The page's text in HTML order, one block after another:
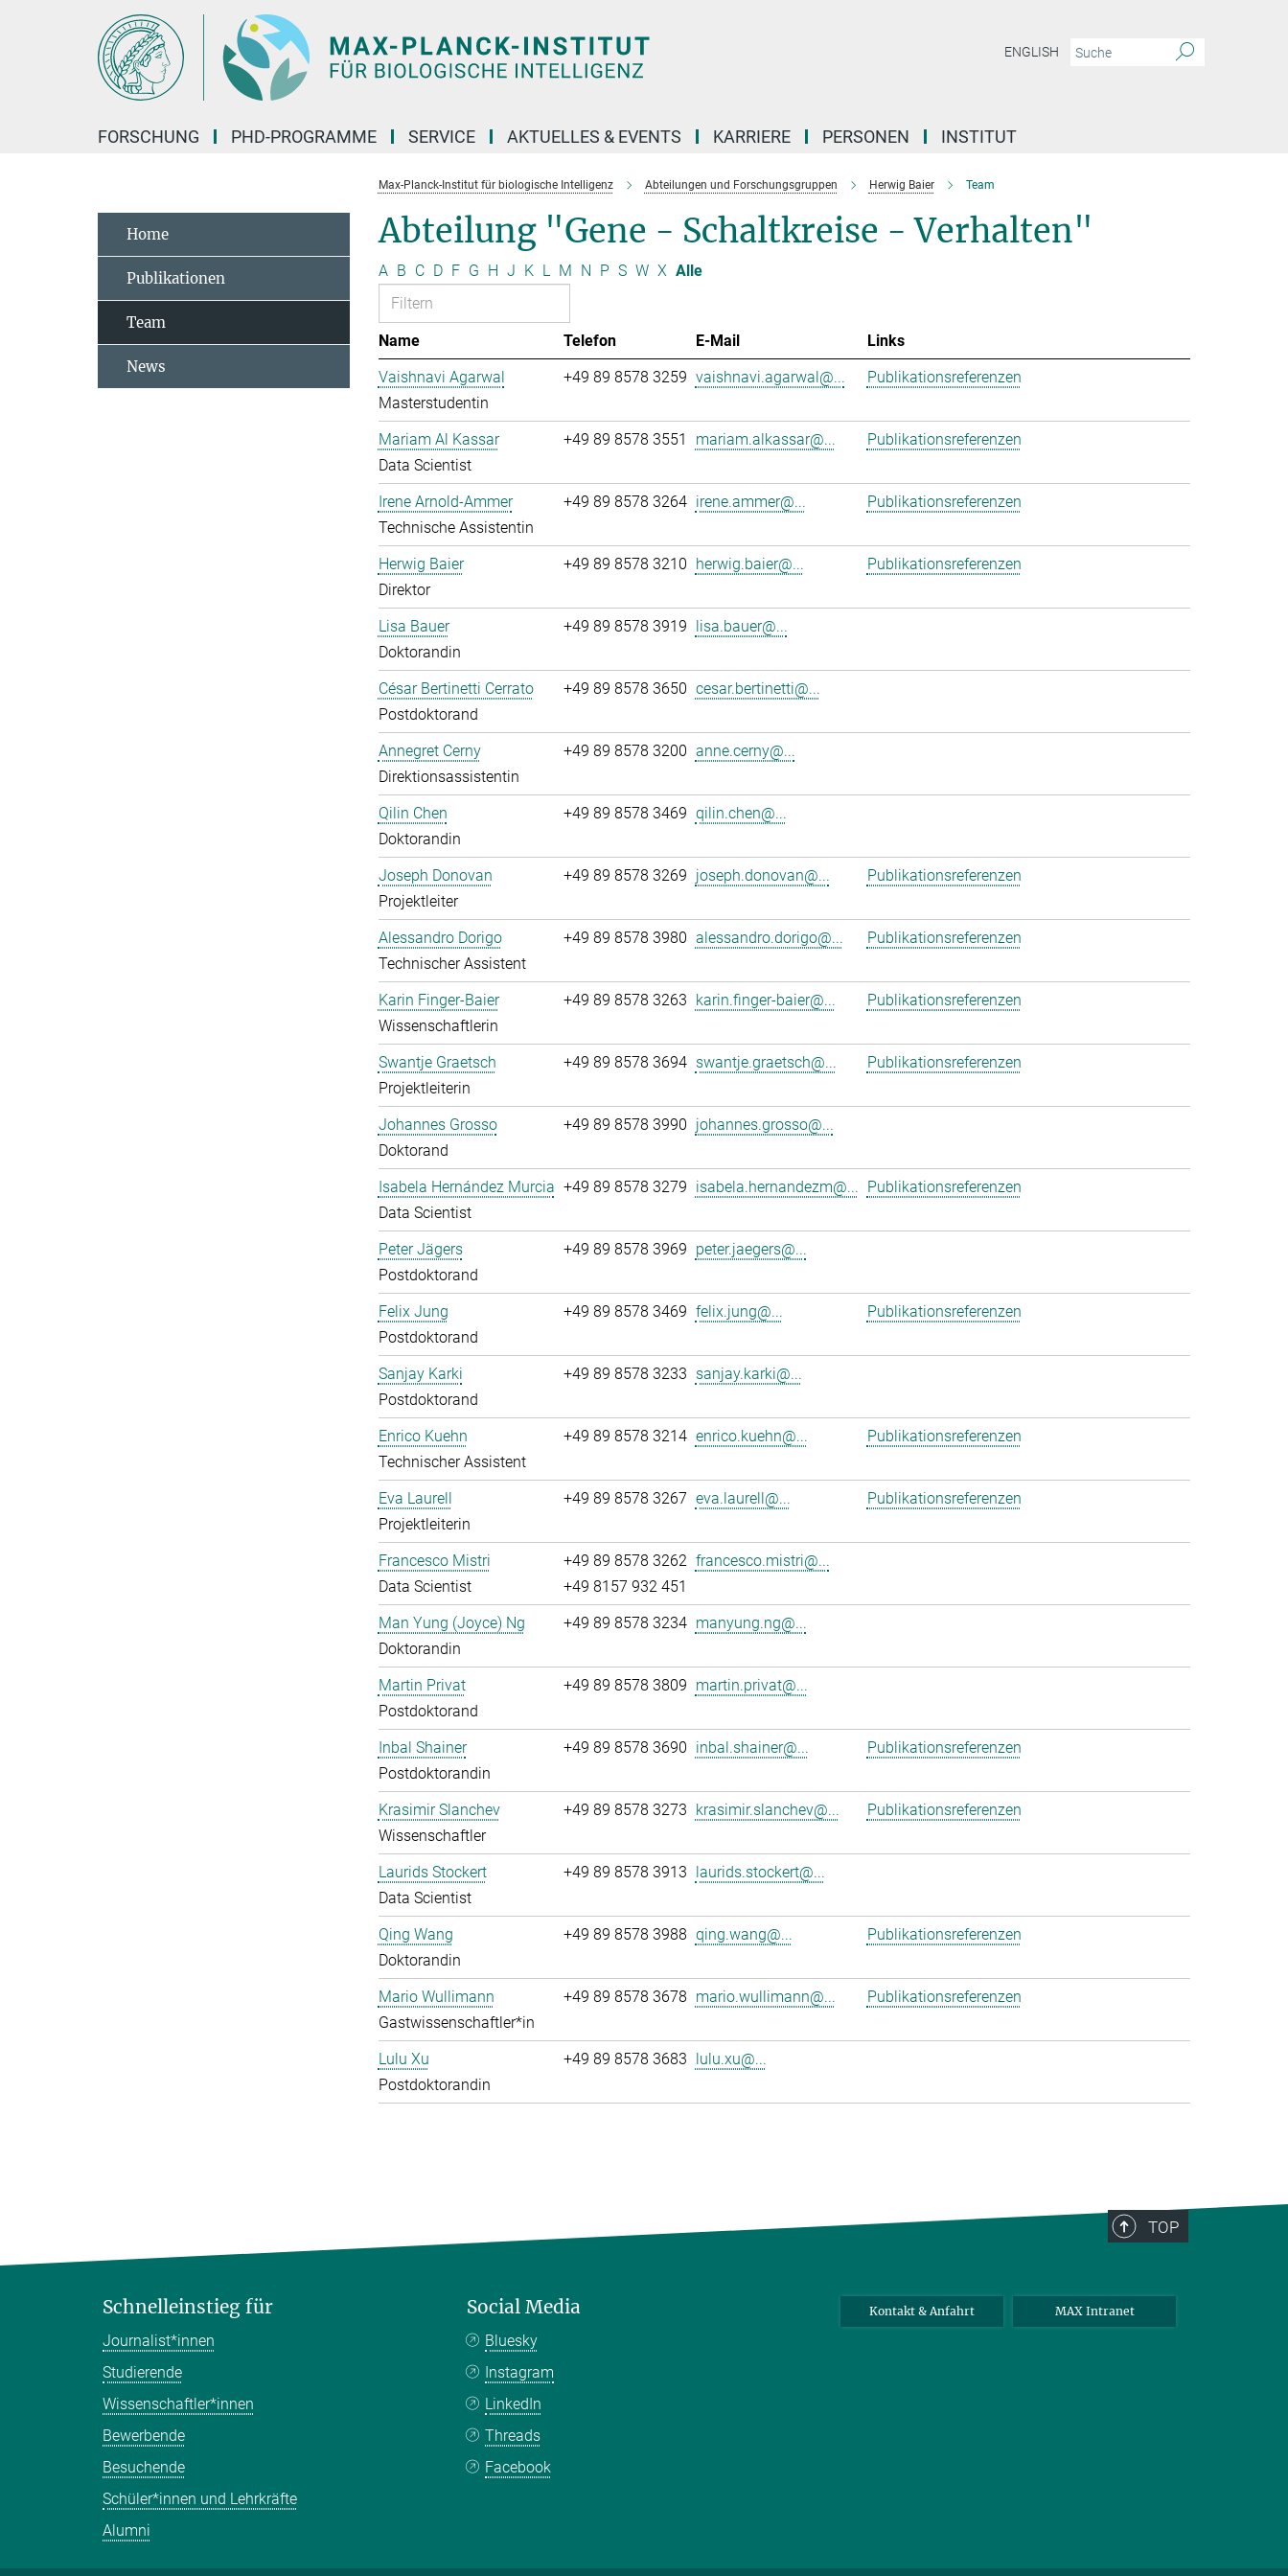
ENGLISH
FORSCHUNG PHD-PROGRAMME SERVICE AKTUELLES & EVENTS KARRIERE PERSONEN INSTITUT
Max-Planck-Institut für biologische Intelligenz Abteilungen und Forschungsgruppen Herwig Baier Team
Abteilung "Gene - Schaltkreise - Verhalten"
A B C D F G H J K L M N P S W X Alle
Name Telefon E-Mail
Links
Vaishnavi Agarwal
Masterstudentin
+49 89 8578 3259 vaishnavi.agarwal@... Publikationsreferenzen
Mariam Al Kassar
Data Scientist
+49 89 8578 3551 mariam.alkassar@... Publikationsreferenzen
Irene Arnold-Ammer
Technische Assistentin
+49 89 8578 3264 irene.ammer@... Publikationsreferenzen
Herwig Baier
Direktor
+49 89 8578 3210 herwig.baier@... Publikationsreferenzen
Lisa Bauer
Doktorandin
+49 89 8578 3919 lisa.bauer@...
César Bertinetti Cerrato
Postdoktorand
+49 89 8578 3650 cesar.bertinetti@...
Annegret Cerny
Direktionsassistentin
+49 89 8578 3200 anne.cerny@...
Qilin Chen
Doktorandin
+49 89 8578 3469 qilin.chen@...
Joseph Donovan
Projektleiter
+49 89 8578 3269 joseph.donovan@... Publikationsreferenzen
Alessandro Dorigo
Technischer Assistent
+49 89 8578 3980 alessandro.dorigo@... Publikationsreferenzen
Karin Finger-Baier
Wissenschaftlerin
+49 89 8578 3263 karin.finger-baier@... Publikationsreferenzen
Swantje Graetsch
Projektleiterin
+49 89 8578 3694 swantje.graetsch@... Publikationsreferenzen
Johannes Grosso
Doktorand
+49 89 8578 3990 johannes.grosso@...
Isabela Hernández Murcia
Data Scientist
+49 89 8578 3279 isabela.hernandezm@... Publikationsreferenzen
Peter Jägers
Postdoktorand
+49 89 8578 3969 peter.jaegers@...
Felix Jung
Postdoktorand
+49 89 8578 3469 felix.jung@... Publikationsreferenzen
Sanjay Karki
Postdoktorand
+49 89 8578 3233 sanjay.karki@...
Enrico Kuehn
Technischer Assistent
+49 89 8578 3214 enrico.kuehn@... Publikationsreferenzen
Eva Laurell
Projektleiterin
+49 89 8578 3267 eva.laurell@... Publikationsreferenzen
Francesco Mistri
Data Scientist
+49 89 8578 3262
+49 8157 932 451
francesco.mistri@...
Man Yung (Joyce) Ng
Doktorandin
+49 89 8578 3234 manyung.ng@...
Martin Privat
Postdoktorand
+49 89 8578 3809 martin.privat@...
Inbal Shainer
Postdoktorandin
+49 89 8578 3690 inbal.shainer@... Publikationsreferenzen
Krasimir Slanchev
Wissenschaftler
+49 89 8578 3273 krasimir.slanchev@... Publikationsreferenzen
Laurids Stockert
Data Scientist
+49 89 8578 3913 laurids.stockert@...
Qing Wang
Doktorandin
+49 89 8578 3988 qing.wang@... Publikationsreferenzen
Mario Wullimann
Gastwissenschaftler*in
+49 89 8578 3678 mario.wullimann@... Publikationsreferenzen
Lulu Xu
Postdoktorandin
+49 89 8578 3683 lulu.xu@...
Home
Publikationen
Team
News
TOP
Schnelleinstieg für
Journalist*innen
Studierende
Wissenschaftler*innen
Bewerbende
Besuchende
Schüler*innen und Lehrkräfte
Alumni
Social Media
Bluesky
Instagram
LinkedIn
Threads
Facebook
Kontakt & Anfahrt MAX Intranet